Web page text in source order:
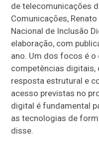
de telecomunicações
Comunicações,
Nacional de Inclusão
elaboração, com
ano. Um dos focos é
competências digitais,
resposta estrutural e
acesso previstas no
digital é fundamental
as tecnologias de
disse.